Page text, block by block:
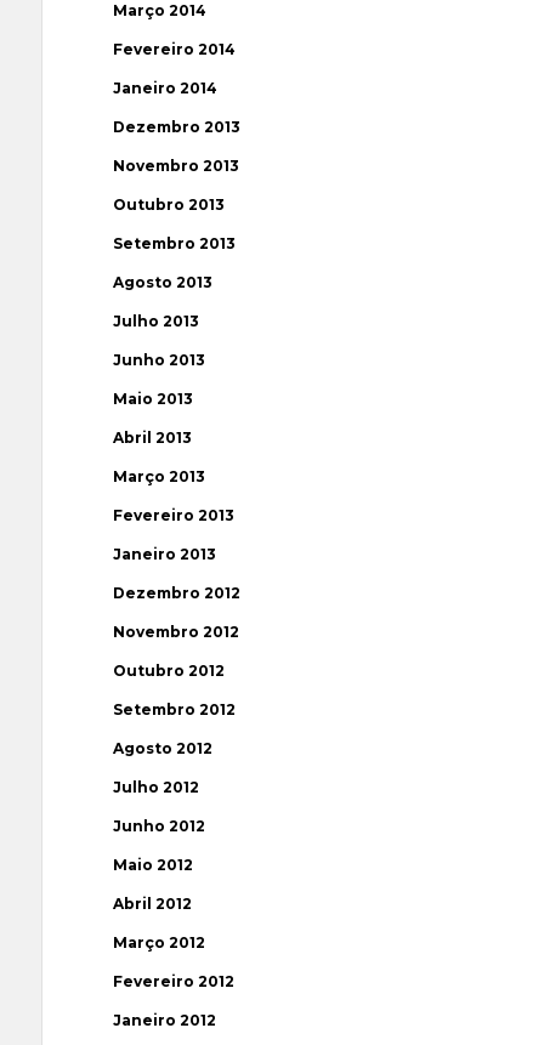
Março 2014
Fevereiro 2014
Janeiro 2014
Dezembro 2013
Novembro 2013
Outubro 2013
Setembro 2013
Agosto 2013
Julho 2013
Junho 2013
Maio 2013
Abril 2013
Março 2013
Fevereiro 2013
Janeiro 2013
Dezembro 2012
Novembro 2012
Outubro 2012
Setembro 2012
Agosto 2012
Julho 2012
Junho 2012
Maio 2012
Abril 2012
Março 2012
Fevereiro 2012
Janeiro 2012